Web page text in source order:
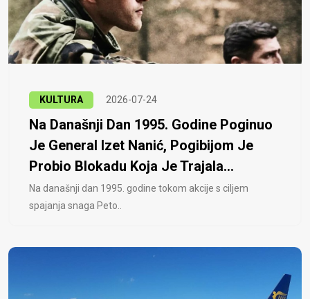
KULTURA 2026-07-24
Na Današnji Dan 1995. Godine Poginuo
Je General Izet Nanić, Pogibijom Je
Probio Blokadu Koja Je Trajala...
Na današnji dan 1995. godine tokom akcije s ciljem
spajanja snaga Peto..